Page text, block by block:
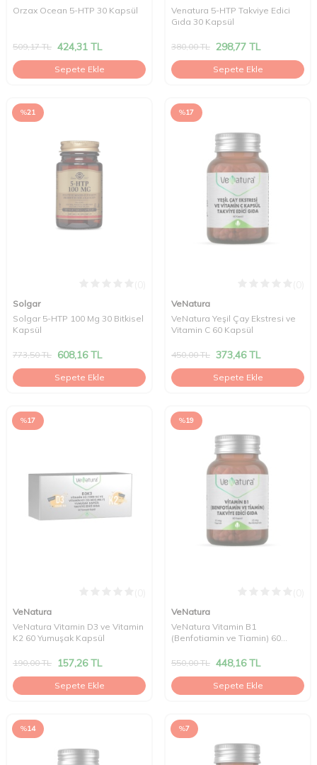
Orzax Ocean 5-HTP 30 Kapsül
509,17TL 424,31 TL
Sepete Ekle
Venatura 5-HTP Takviye Edici
Gıda 30 Kapsül
380,00TL 298,77 TL
Sepete Ekle
%21
Solgar
Solgar 5-HTP 100 Mg 30 Bitkisel
Kapsül
773,50TL 608,16TL
Sepete Ekle
%17
VeNatura
VeNatura Yeşil Çay Ekstresi ve
Vitamin C 60 Kapsül
450,00TL 373,46TL
Sepete Ekle
%17
VeNatura
VeNatura Vitamin D3 ve Vitamin
K2 60 Yumuşak Kapsül
190,00TL 157,26TL
Sepete Ekle
%19
VeNatura
VeNatura Vitamin B1
(Benfotiamin ve Tiamin) 60
550,00TL 448,16TL
Sepete Ekle
%14 %7